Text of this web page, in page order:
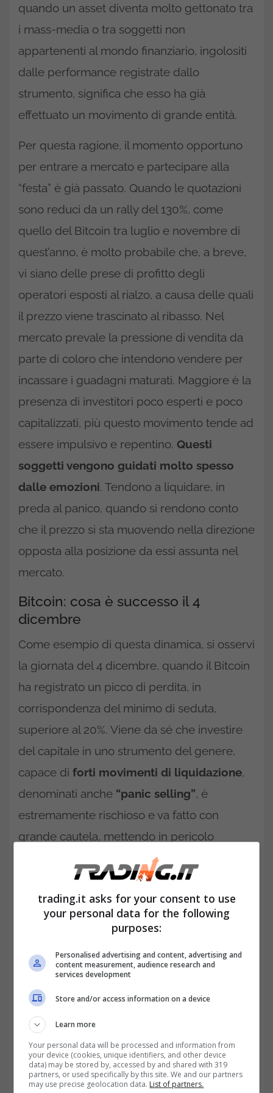
quando un asset diventa molto gettonato tra
i mass-media o tra soggetti non
appartenenti al mondo finanziario, ingolositi
dalle performance registrate dallo
strumento, significa che esso ha già
effettuato un movimento di grande entità.
Per questa ragione, il momento opportuno
per entrare a mercato e partecipare alla
“festa” è già passato. Quando le quotazioni
sono reduci da un rally del 130%, come
quello del Bitcoin tra luglio e novembre di
quest’anno, è molto probabile che, a breve,
vi siano delle prese di profitto degli
operatori esposti al rialzo, a causa delle quali
il prezzo viene trascinato al ribasso. Nel
mercato prevale la pressione di vendita da
parte di coloro che intendono vendere per
incassare i guadagni maturati. Maggiore è la
presenza di investitori poco esperti e poco
capitalizzati, più questo movimento tende ad
essere impulsivo e repentino. Questi
soggetti vengono guidati molto spesso
dalle emozioni. Tendono a liquidare, in
preda al panico, quando si rendono conto
che il prezzo si sta muovendo nella direzione
opposta alla posizione da essi assunta nel
mercato.
Bitcoin: cosa è successo il 4
dicembre
Come esempio di questa dinamica, si osservi
la giornata del 4 dicembre, quando il Bitcoin
ha registrato un picco di perdita, in
corrispondenza del minimo di seduta,
superiore al 20%. Viene da sé che investire
del capitale in uno strumento del genere,
capace di forti movimenti di liquidazione,
denominati anche “panic selling”, è
estremamente rischioso e va fatto con
grande cautela, mettendo in pericolo
soltanto una piccola quota del proprio
patrimonio complessivo. Per intenderci, un
investitore molto aggressivo che avesse
voluto investire il 4 dicembre dei risparmi
persi 10.000 nel giro di poche ore.
Critptovalute: un mercato
giovane con pochi dati
Quando si parla di criptovalute come
strumento di investimento, un altro aspetto
da valutare è lascarsa disponibilità di dati
trading.it asks for your consent to use
your personal data for the following
purposes:
Personalised advertising and content, advertising and
content measurement, audience research and
services development
Store and/or access information on a device
Learn more
Your personal data will be processed and information from
your device (cookies, unique identifiers, and other device
data) may be stored by, accessed by and shared with 319
partners, or used specifically by this site. We and our partners
may use precise geolocation data. List of partners.